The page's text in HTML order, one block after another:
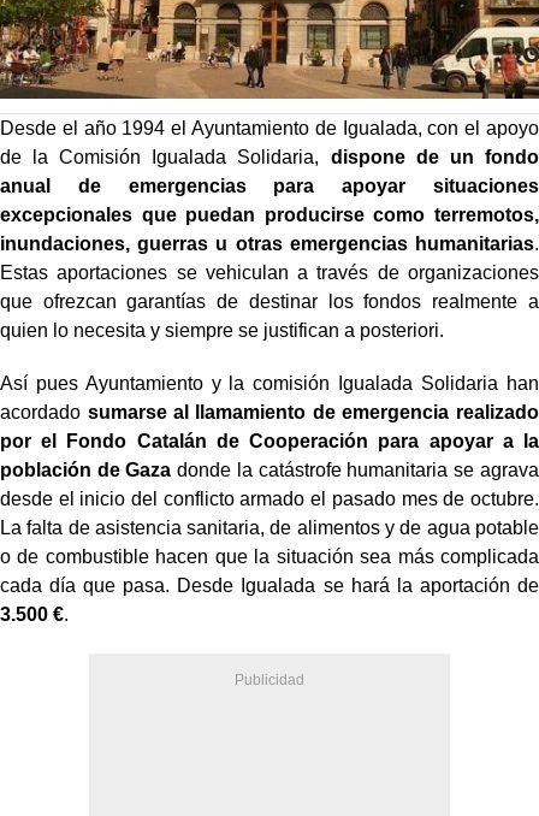
Desde el año 1994 el Ayuntamiento de Igualada, con el apoyo
de la Comisión Igualada Solidaria, dispone de un fondo
anual de emergencias para apoyar situaciones
excepcionales que puedan producirse como terremotos,
inundaciones, guerras u otras emergencias humanitarias.
Estas aportaciones se vehiculan a través de organizaciones
que ofrezcan garantías de destinar los fondos realmente a
quien lo necesita y siempre se justifican a posteriori.
Así pues Ayuntamiento y la comisión Igualada Solidaria han
acordado sumarse al llamamiento de emergencia realizado
por el Fondo Catalán de Cooperación para apoyar a la
población de Gaza donde la catástrofe humanitaria se agrava
desde el inicio del conflicto armado el pasado mes de octubre.
La falta de asistencia sanitaria, de alimentos y de agua potable
o de combustible hacen que la situación sea más complicada
cada día que pasa. Desde Igualada se hará la aportación de
3.500 €.